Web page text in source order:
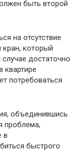
быть второй
на отсутствие
кран, который
достаточно
квартире
потребоваться
объединившись
проблема,
в
быстрого